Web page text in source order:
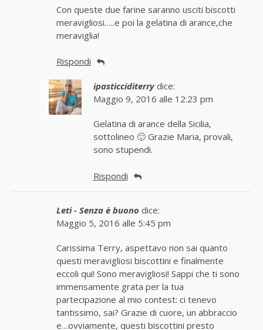
Con queste due farine saranno usciti biscotti
meravigliosi…..e poi la gelatina di arance,che
meraviglia!
Rispondi
ipasticciditerry dice:
Maggio 9, 2016 alle 12:23 pm
Gelatina di arance della Sicilia,
sottolineo 🙂 Grazie Maria, provali,
sono stupendi.
Rispondi
Leti - Senza è buono dice:
Maggio 5, 2016 alle 5:45 pm
Carissima Terry, aspettavo non sai quanto
questi meravigliosi biscottini e finalmente
eccoli qui! Sono meravigliosi! Sappi che ti sono
immensamente grata per la tua
partecipazione al mio contest: ci tenevo
tantissimo, sai? Grazie di cuore, un abbraccio
e…ovviamente, questi biscottini presto